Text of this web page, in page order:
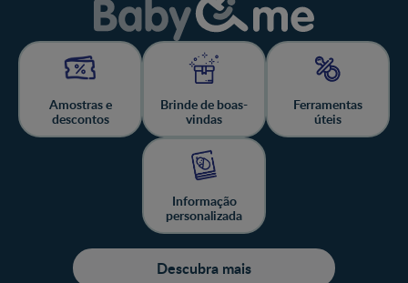
Amostras e
descontos
Brinde de boas-
vindas
Ferramentas
úteis
Informação
personalizada
Descubra mais